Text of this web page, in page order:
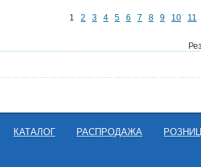
1 2 3 4 5 6 7 8 9 10 11
КАТАЛОГ РАСПРОДАЖА